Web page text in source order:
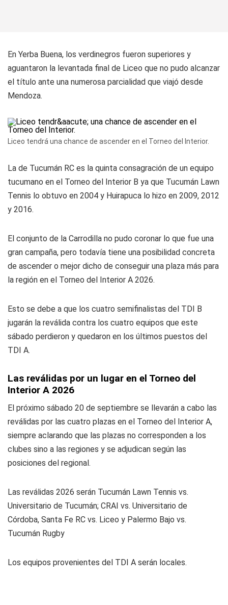
En Yerba Buena, los verdinegros fueron superiores y
aguantaron la levantada final de Liceo que no pudo alcanzar
el título ante una numerosa parcialidad que viajó desde
Mendoza.
Liceo tendrá una chance de ascender en el Torneo del Interior.
La de Tucumán RC es la quinta consagración de un equipo
tucumano en el Torneo del Interior B ya que Tucumán Lawn
Tennis lo obtuvo en 2004 y Huirapuca lo hizo en 2009, 2012
y 2016.
El conjunto de la Carrodilla no pudo coronar lo que fue una
gran campaña, pero todavía tiene una posibilidad concreta
de ascender o mejor dicho de conseguir una plaza más para
la región en el Torneo del Interior A 2026.
Esto se debe a que los cuatro semifinalistas del TDI B
jugarán la reválida contra los cuatro equipos que este
sábado perdieron y quedaron en los últimos puestos del
TDI A.
Las reválidas por un lugar en el Torneo del
Interior A 2026
El próximo sábado 20 de septiembre se llevarán a cabo las
reválidas por las cuatro plazas en el Torneo del Interior A,
siempre aclarando que las plazas no corresponden a los
clubes sino a las regiones y se adjudican según las
posiciones del regional.
Las reválidas 2026 serán Tucumán Lawn Tennis vs.
Universitario de Tucumán; CRAI vs. Universitario de
Córdoba, Santa Fe RC vs. Liceo y Palermo Bajo vs.
Tucumán Rugby
Los equipos provenientes del TDI A serán locales.